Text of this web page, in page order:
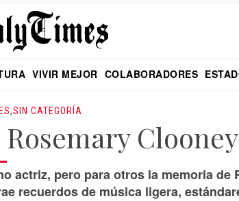
VIVIR MEJOR COLABORADORES
,SIN CATEGORÍA
Clooney
actriz, pero para otros la memoria de
recuerdos de música ligera,